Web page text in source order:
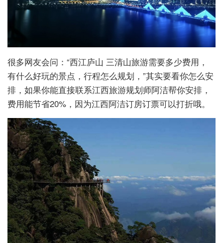
很多网友会问：“西江庐山 三清山旅游需要多少费用，
有什么好玩的景点，行程怎么规划，”其实要看你怎么安
排，如果你能直接联系江西旅游规划师阿洁帮你安排，
费用能节省20%，因为江西阿洁订房订票可以打折哦。